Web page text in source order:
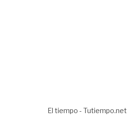
El tiempo - Tutiempo.net